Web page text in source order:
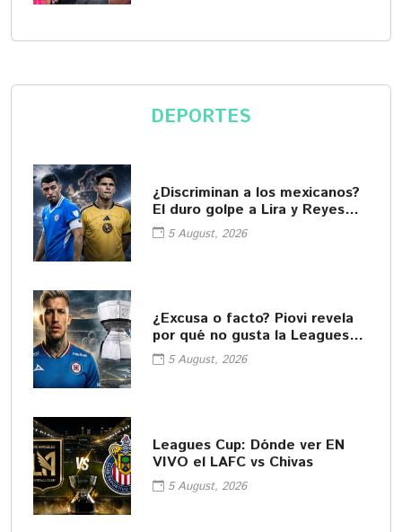
DEPORTES
¿Discriminan a los mexicanos?
El duro golpe a Lira y Reyes
desde Europa
5 August, 2026
¿Excusa o facto? Piovi revela
por qué no gusta la Leagues
Cup5 August, 2026
Leagues Cup: Dónde ver EN
VIVO el LAFC vs Chivas
5 August, 2026